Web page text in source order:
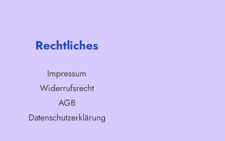
Rechtliches
Impressum
Widerrufsrecht
AGB
Datenschutzerklärung